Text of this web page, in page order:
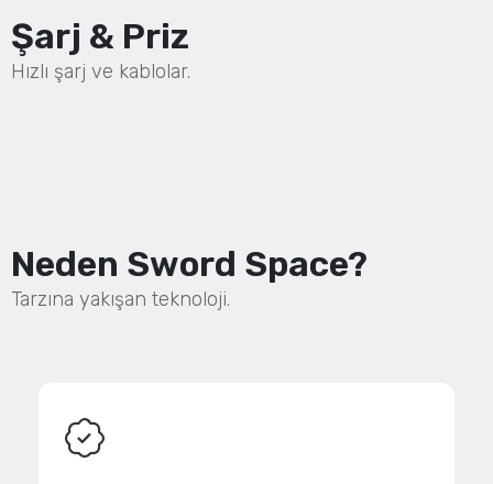
Şarj & Priz
Hızlı şarj ve kablolar.
Neden Sword Space?
Tarzına yakışan teknoloji.